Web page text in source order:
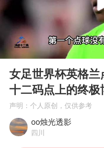
胜
美股
Play
00:00
女足世界杯英格兰
十二码点上的终极
声明：个人原创，仅供参考
oo烛光透影
四川